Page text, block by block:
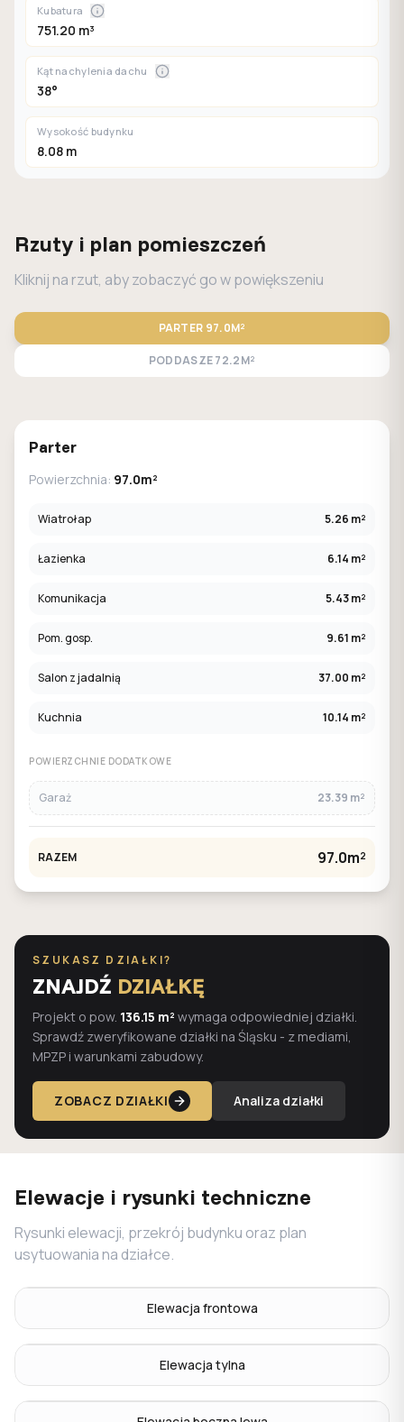
Kubatura
751.20 m³
Kąt nachylenia dachu
38°
Wysokość budynku
8.08 m
Rzuty i plan pomieszczeń
Kliknij na rzut, aby zobaczyć go w powiększeniu
PARTER 97.0M²
PODDASZE72.2M²
Parter
Powierzchnia: 97.0m²
Wiatrołap 5.26 m²
Łazienka 6.14 m²
Komunikacja 5.43 m²
Pom. gosp. 9.61 m²
Salon z jadalnią 37.00 m²
Kuchnia 10.14 m²
POWIERZCHNIE DODATKOWE
Garaż 23.39 m²
RAZEM 97.0m²
SZUKASZ DZIAŁKI?
ZNAJDŹ DZIAŁKĘ
Projekt o pow. 136.15 m² wymaga odpowiedniej działki.
Sprawdź zweryfikowane działki na Śląsku - z mediami,
MPZP i warunkami zabudowy.
ZOBACZ DZIAŁKI Analiza działki
Elewacje i rysunki techniczne
Rysunki elewacji, przekrój budynku oraz plan
usytuowania na działce.
Elewacja frontowa
Elewacja tylna